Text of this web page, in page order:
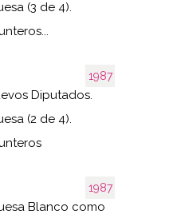
(3 de 4).
1987
Diputados.
1987
Blanco como